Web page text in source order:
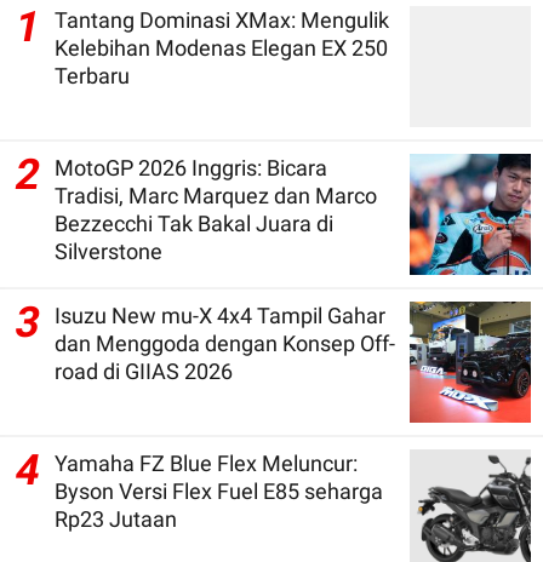
1
Tantang Dominasi XMax: Mengulik
Kelebihan Modenas Elegan EX 250
Terbaru
2
MotoGP 2026 Inggris: Bicara
Tradisi, Marc Marquez dan Marco
Bezzecchi Tak Bakal Juara di
Silverstone
3
Isuzu New mu-X 4x4 Tampil Gahar
dan Menggoda dengan Konsep Off-
road di GIIAS 2026
4
Yamaha FZ Blue Flex Meluncur:
Byson Versi Flex Fuel E85 seharga
Rp23 Jutaan